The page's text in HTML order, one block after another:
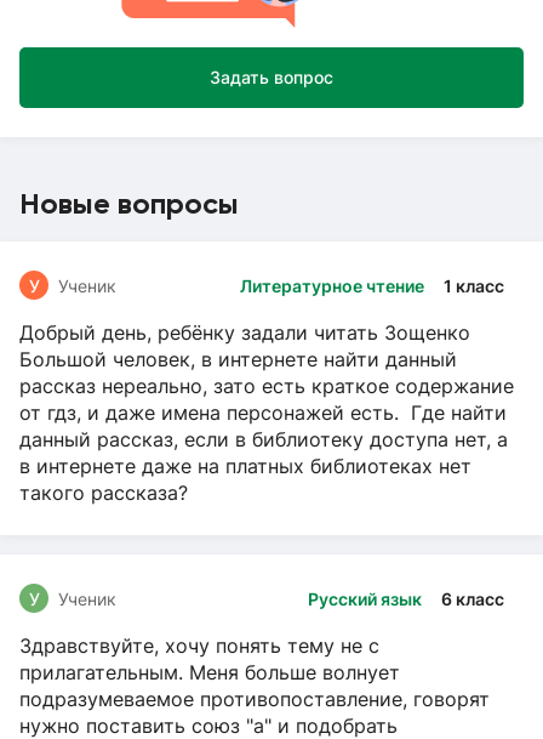
Задать вопрос
Новые вопросы
Литературное чтение 1 класс
У Ученик
Добрый день, ребёнку задали читать Зощенко
Большой человек, в интернете найти данный
рассказ нереально, зато есть краткое содержание
от гдз, и даже имена персонажей есть. Где найти
данный рассказ, если в библиотеку доступа нет, а
в интернете даже на платных библиотеках нет
такого рассказа?
Русский язык 6 класс
У Ученик
Здравствуйте, хочу понять тему не с
прилагательным. Меня больше волнует
подразумеваемое противопоставление, говорят
нужно поставить союз "а" и подобрать